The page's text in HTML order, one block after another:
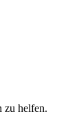
zu helfen.